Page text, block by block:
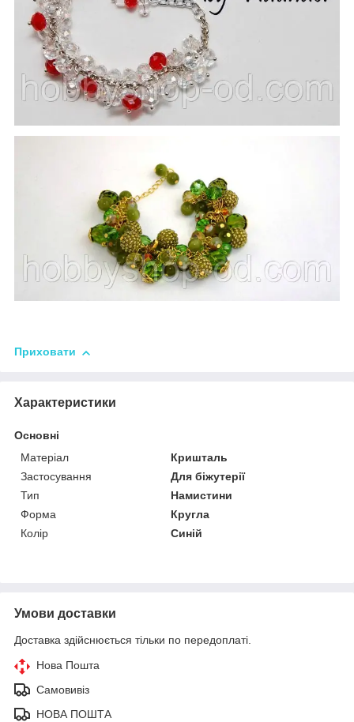
Приховати
Характеристики
Основні
Матеріал
Кришталь
Застосування
Для біжутерії
Тип
Намистини
Форма
Кругла
Колір
Синій
Умови доставки
Доставка здійснюється тільки по передоплаті.
Нова Пошта
Самовивіз
НОВА ПОШТА